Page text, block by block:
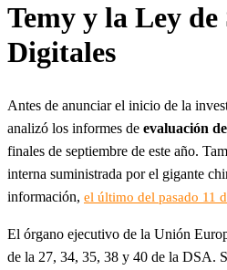
Temy y la Ley de
Digitales
Antes de anunciar el inicio de la
analizó los informes de evaluación
finales de septiembre de este año.
interna suministrada por el gigante
información, el último del pasado 11
El órgano ejecutivo de la Unión
de la 27, 34, 35, 38 y 40 de la DSA.